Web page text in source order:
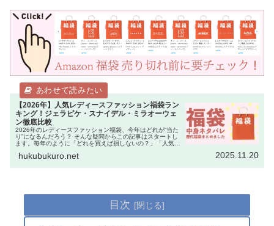
【2026年】人気レディースファッション福袋ラン
キング！ジェラピケ・スナイデル・ミラオーウェ
ン徹底比較
2026年のレディースファッション福袋、今年はどれが“当た
り”になるんだろう？ そんな疑問からこの記事はスタートし
ます。毎年のように「どれを買えば損しないの？」「人気ブ
聞きます。 実際、…
hukubukuro.net 2025.11.20
目次